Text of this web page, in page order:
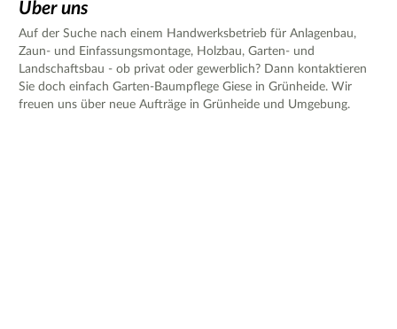
Über uns
Auf der Suche nach einem Handwerksbetrieb für Anlagenbau,
Zaun- und Einfassungsmontage, Holzbau, Garten- und
Landschaftsbau - ob privat oder gewerblich? Dann kontaktieren
Sie doch einfach Garten-Baumpflege Giese in Grünheide. Wir
freuen uns über neue Aufträge in Grünheide und Umgebung.